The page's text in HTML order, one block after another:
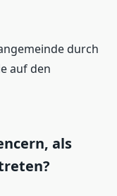
durch
auf den
als